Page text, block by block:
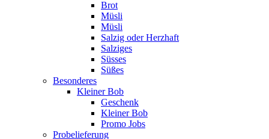
Brot
Müsli
Müsli
Salzig oder Herzhaft
Salziges
Süsses
Süßes
Besonderes
Kleiner Bob
Geschenk
Kleiner Bob
Promo Jobs
Probelieferung